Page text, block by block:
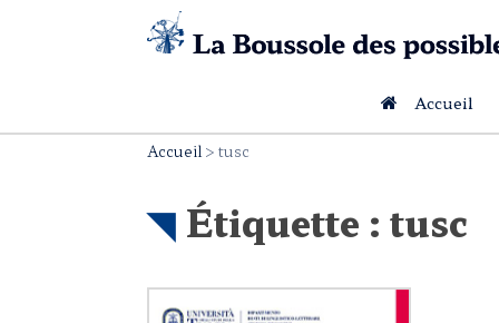
Accueil
Accueil > tusc
Étiquette : tusc